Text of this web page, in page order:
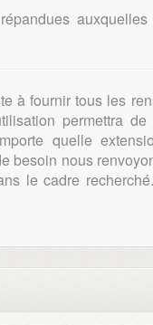
à fournir tous les
permettra
quelle
besoin nous
le cadre